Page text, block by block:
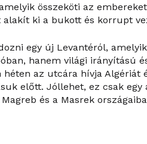
összeköti az
alakít ki a bukott és korrupt
egy új Levantéról,
hanem világi irányítású
az utcára hívja Algériát
előtt. Jóllehet, ez csak
és a Masrek